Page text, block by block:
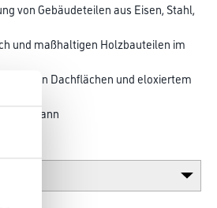
von Gebäudeteilen aus Eisen, Stahl,
und maßhaltigen Holzbauteilen im
von Dachflächen und eloxiertem
kann